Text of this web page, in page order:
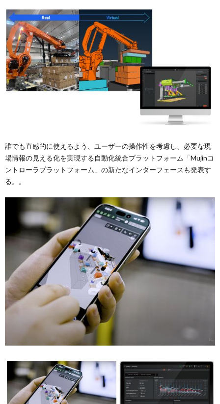
誰でも直感的に使えるよう、ユーザーの操作性を考慮し、必要な現
場情報の見える化を実現する自動化統合プラットフォーム「Mujinコ
ントローラプラットフォーム」の新たなインターフェースも発表す
る。。